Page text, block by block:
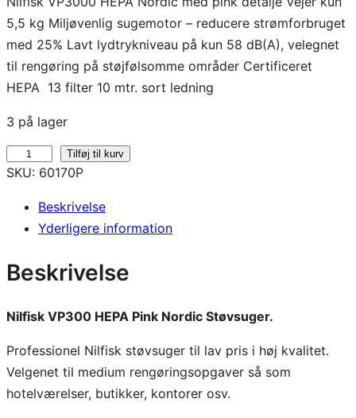
5,5 kg Miljøvenlig sugemotor – reducere strømforbruget
med 25% Lavt lydtrykniveau på kun 58 dB(A), velegnet
til rengøring på støjfølsomme områder Certificeret
HEPA 13 filter 10 mtr. sort ledning
3 på lager
i
s
k
3
0
0
Tilføj til kurv
SKU: 60170P
Beskrivelse
Yderligere information
Beskrivelse
Nilfisk VP300 HEPA Pink Nordic Støvsuger.
Professionel Nilfisk støvsuger til lav pris i høj kvalitet.
Velgenet til medium rengøringsopgaver så som
hotelværelser, butikker, kontorer osv.